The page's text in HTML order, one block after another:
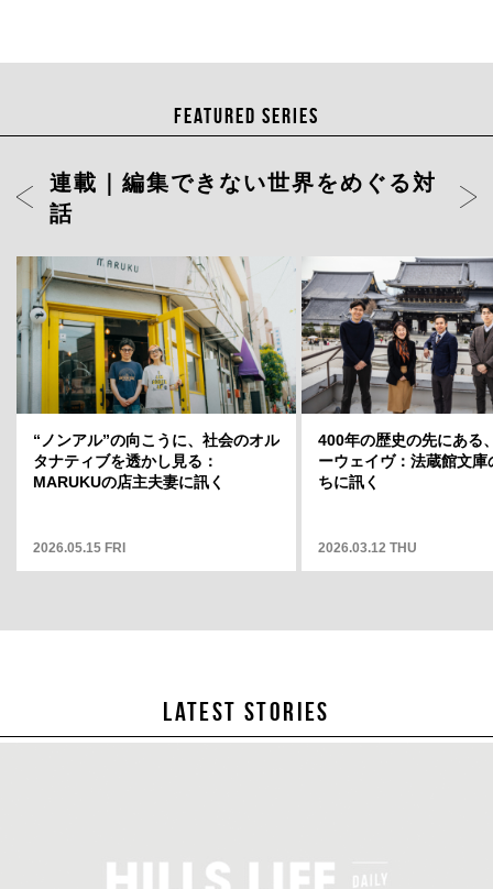
FEATURED SERIES
」店長・
ういう場
こから何
岡山天音に聞く、変容のスリルと変
わらない自分——連載「そこから何
が見えますか」12
2025.05.01 THU
連載｜編集できない世界をめぐる対
話
“ノンアル”の向こうに、社会のオル
タナティブを透かし見る：
MARUKUの店主夫妻に訊く
2026.05.15 FRI
400年の歴史の先にある
ーウェイヴ：法蔵館文庫
ちに訊く
2026.03.12 THU
LATEST STORIES